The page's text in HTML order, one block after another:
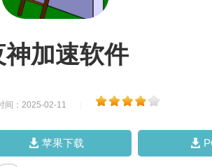
神加速软件
间：2025-02-11
苹果下载